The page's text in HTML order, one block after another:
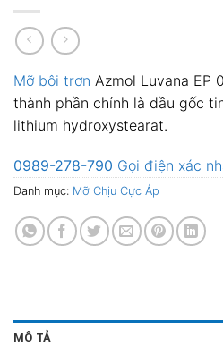
Mỡ bôi trơn Azmol Luvana EP
thành phần chính là dầu gốc
lithium hydroxystearat.
0989-278-790 Gọi điện xác
Danh mục: Mỡ Chịu Cực Áp
MÔ TẢ